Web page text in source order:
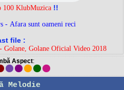
100 KlubMuzica !!
- Afara sunt oameni reci
file :
Golane, Golane Oficial Video 2018
Aspect:
Melodie